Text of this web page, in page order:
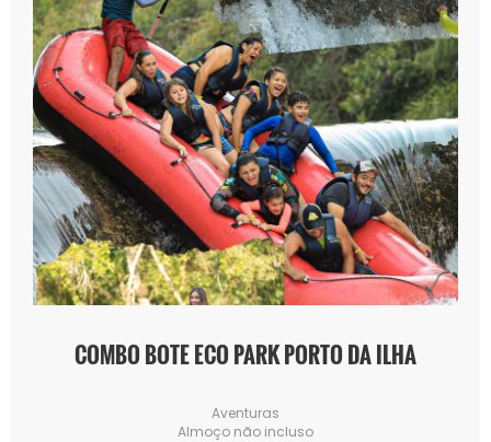
COMBO BOTE ECO PARK PORTO DA ILHA
Aventuras
Almoço não incluso